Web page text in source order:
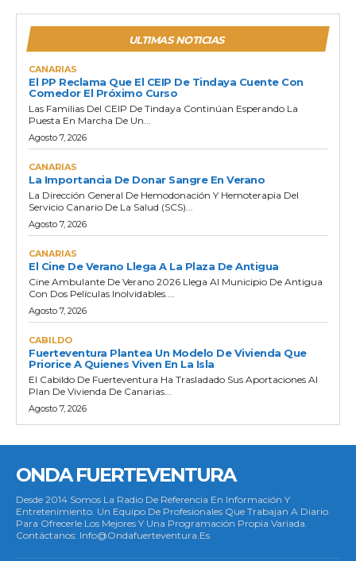
ULTIMAS NOTICIAS
CANARIAS
El PP Reclama Que El CEIP De Tindaya Cuente Con
Comedor El Próximo Curso
Las Familias Del CEIP De Tindaya Continúan Esperando La
Puesta En Marcha De Un...
Agosto 7, 2026
CANARIAS
La Importancia De Donar Sangre En Verano
La Dirección General De Hemodonación Y Hemoterapia Del
Servicio Canario De La Salud (SCS)...
Agosto 7, 2026
CANARIAS
El Cine De Verano Llega A La Plaza De Antigua
Cine Ambulante De Verano 2026 Llega Al Municipio De Antigua
Con Dos Películas Inolvidables....
Agosto 7, 2026
CABILDO
Fuerteventura Plantea Un Modelo De Vivienda Que
Priorice A Quienes Viven En La Isla
El Cabildo De Fuerteventura Ha Trasladado Sus Aportaciones Al
Plan De Vivienda De Canarias...
Agosto 7, 2026
ONDA FUERTEVENTURA
Desde 2014 Somos La Radio De Referencia En Información Y
Entretenimiento. Un Equipo De Profesionales Que Trabajan A Diario
Para Ofrecerle Los Mejores Y Una Programación Propia Variada.
Contáctanos: Info@ondafuerteventura.es